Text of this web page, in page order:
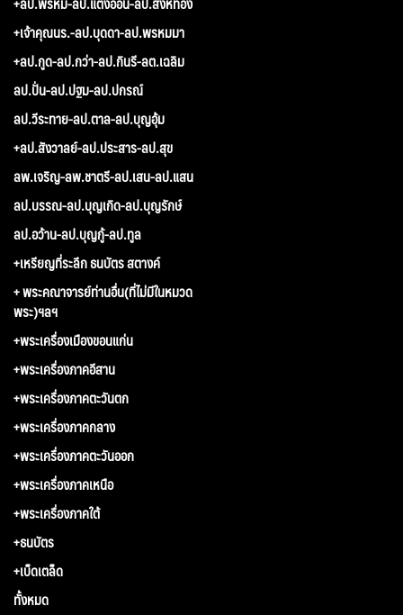
+เจ้าคุณนร.-ลป.บุดดา-ลป.พรหมมา
+ลป.กูด-ลป.กว่า-ลป.กินรี-ลต.เฉลิม
ลป.ปั่น-ลป.ปฐม-ลป.ปกรณ์
ลป.วีระทาย-ลป.ตาล-ลป.บุญอุ้ม
+ลป.สังวาลย์-ลป.ประสาร-ลป.สุข
ลพ.เจริญ-ลพ.ชาตรี-ลป.เสน-ลป.แสน
ลป.บรรณ-ลป.บุญเกิด-ลป.บุญรักษ์
ลป.อว้าน-ลป.บุญกู้-ลป.ทูล
+เหรียญที่ระลึก ธนบัตร สตางค์
+ พระคณาจารย์ท่านอื่น(ที่ไม่มีในหมวด
พระ)ฯลฯ
+พระเครื่องเมืองขอนแก่น
+พระเครื่องภาคอีสาน
+พระเครื่องภาคตะวันตก
+พระเครื่องภาคกลาง
+พระเครื่องภาคตะวันออก
+พระเครื่องภาคเหนือ
+พระเครื่องภาคใต้
+ธนบัตร
+เบ็ดเตล็ด
ทั้งหมด